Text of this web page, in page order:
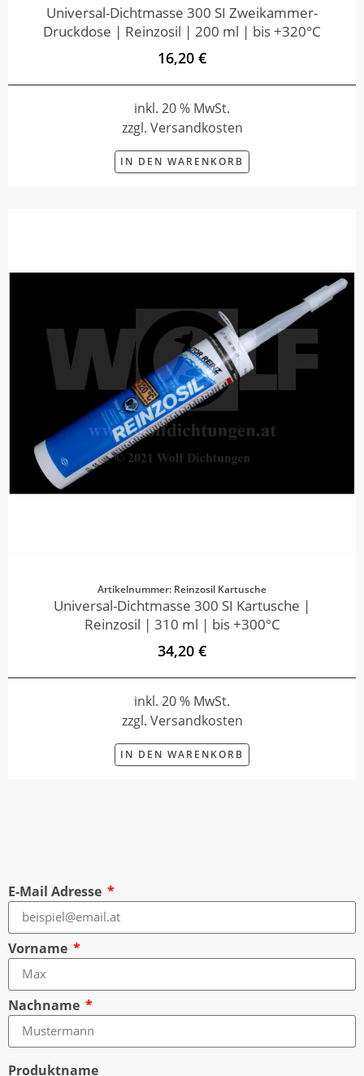
Universal-Dichtmasse 300 SI Zweikammer-
Druckdose | Reinzosil | 200 ml | bis +320°C
16,20 €
inkl. 20 % MwSt.
zzgl. Versandkosten
IN DEN WARENKORB
Artikelnummer: Reinzosil Kartusche
Universal-Dichtmasse 300 SI Kartusche |
Reinzosil | 310 ml | bis +300°C
34,20 €
inkl. 20 % MwSt.
zzgl. Versandkosten
IN DEN WARENKORB
E-Mail Adresse
Vorname
Nachname
Produktname